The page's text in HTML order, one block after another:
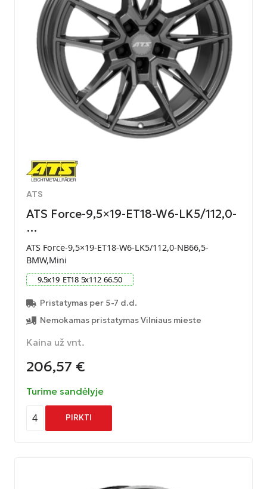
ATS
ATS Force-9,5×19-ET18-W6-LK5/112,0-
…
ATS Force-9,5×19-ET18-W6-LK5/112,0-NB66,5-
BMW,Mini
9.5x19 ET18 5x112 66.50
Pristatymas per 5-7 d.d.
Nemokamas pristatymas Vilniaus mieste
Kaina už vnt.
206,57 €
Turime sandėlyje
4 PIRKTI